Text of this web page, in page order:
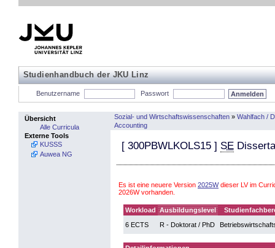
Studienhandbuch der JKU Linz
Benutzername Passwort
Übersicht
Alle Curricula
Externe Tools
KUSSS
Auwea NG
Sozial- und Wirtschaftswissenschaften » Wahlfach /
Accounting
[ 300PBWLKOLS15 ] SE
Es ist eine neuere Version 2025Wdieser LV im
2026W vorhanden.
Workload Ausbildungslevel
6 ECTS
R - Doktorat / PhD